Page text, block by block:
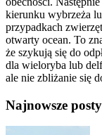
kierunku wybrzeża
przypadkach
otwarty ocean. To
że szykują się do
dla wieloryba lub
ale nie zbliżanie się
Najnowsze posty